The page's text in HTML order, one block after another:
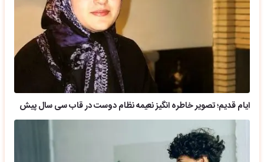
ایام قدیم؛ تصویر خاطره انگیز نعیمه نظام دوست در قاب سی سال پیش